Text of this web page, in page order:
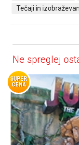
Tečaji in
Ne spreglej
SUPER
CENA